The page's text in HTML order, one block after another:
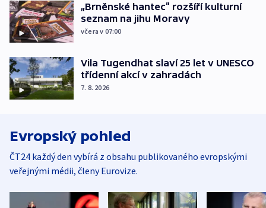
„Brněnské hantec“ rozšíří kulturní
seznam na jihu Moravy
včera v 07:00
Vila Tugendhat slaví 25 let v UNESCO
třídenní akcí v zahradách
7. 8. 2026
Evropský pohled
ČT24 každý den vybírá z obsahu publikovaného evropskými
veřejnými médii, členy Eurovize.